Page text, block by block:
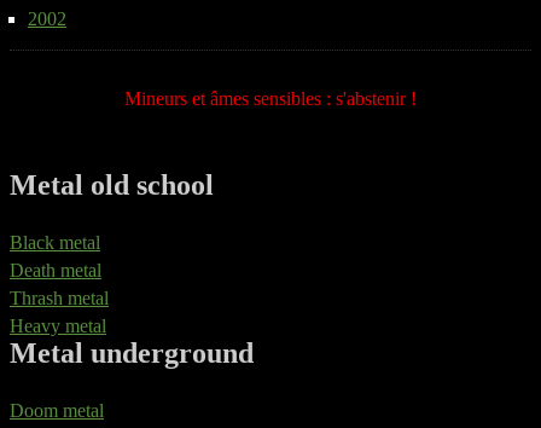
2002
Mineurs et âmes sensibles : s'abstenir !
Metal old school
Black metal
Death metal
Thrash metal
Heavy metal
Metal underground
Doom metal